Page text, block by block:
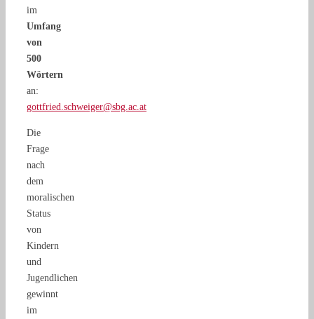
im
Umfang
von
500
Wörtern
an:
gottfried.schweiger@sbg.ac.at
Die
Frage
nach
dem
moralischen
Status
von
Kindern
und
Jugendlichen
gewinnt
im